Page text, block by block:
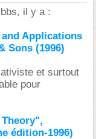
il y a :
Applications
Sons (1996)
et surtout
pour
édition-1996)